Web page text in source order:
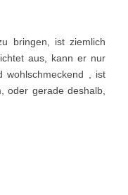
bringen, ist ziemlich
aus, kann er nur
wohlschmeckend , ist
oder gerade deshalb,